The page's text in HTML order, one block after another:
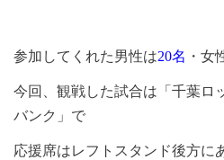
参加してくれた男性は20名 ・女
今回、観戦した試合は「千葉ロ
バンク」で
応援席はレフトスタンド後方に